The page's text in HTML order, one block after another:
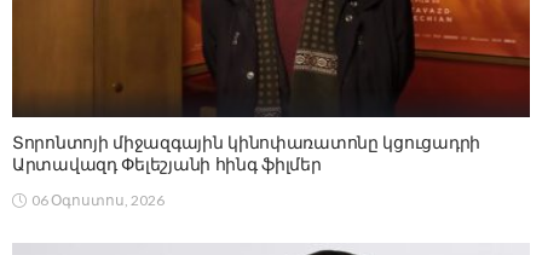
Տորոնտոյի միջազգային կինոփառատոնը կցուցադրի
Արտավազդ Փելեշյանի հինգ ֆիլմեր
06 Օգոստոս, 2026